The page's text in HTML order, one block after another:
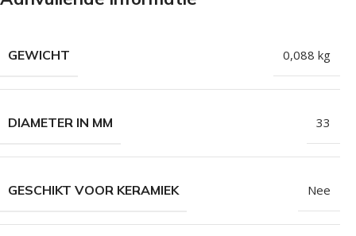
Paalhouderschroeven
Afstandschroeven
Vleugelteks
Glaslatschroeven
GEWICHT 0,088 kg
DIAMETER IN MM 33
GESCHIKT VOOR KERAMIEK Nee